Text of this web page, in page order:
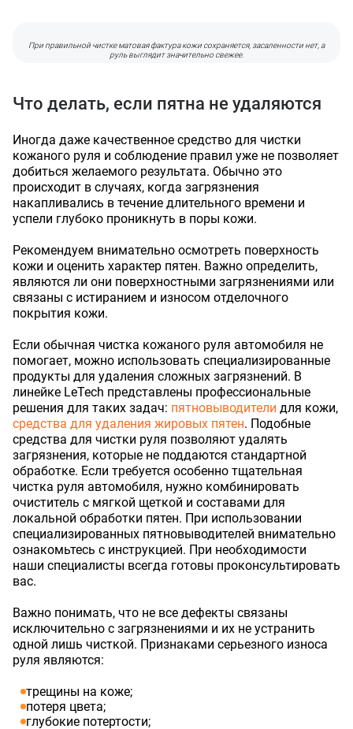
При правильной чистке матовая фактура кожи сохраняется, засаленности нет, а
руль выглядит значительно свежее.
Что делать, если пятна не удаляются
Иногда даже качественное средство для чистки
кожаного руля и соблюдение правил уже не позволяет
добиться желаемого результата. Обычно это
происходит в случаях, когда загрязнения
накапливались в течение длительного времени и
успели глубоко проникнуть в поры кожи.
Рекомендуем внимательно осмотреть поверхность
кожи и оценить характер пятен. Важно определить,
являются ли они поверхностными загрязнениями или
связаны с истиранием и износом отделочного
покрытия кожи.
Если обычная чистка кожаного руля автомобиля не
помогает, можно использовать специализированные
продукты для удаления сложных загрязнений. В
линейке LeTech представлены профессиональные
решения для таких задач: пятновыводители для кожи,
средства для удаления жировых пятен. Подобные
средства для чистки руля позволяют удалять
загрязнения, которые не поддаются стандартной
обработке. Если требуется особенно тщательная
чистка руля автомобиля, нужно комбинировать
очиститель с мягкой щеткой и составами для
локальной обработки пятен. При использовании
специализированных пятновыводителей внимательно
ознакомьтесь с инструкцией. При необходимости
наши специалисты всегда готовы проконсультировать
вас.
Важно понимать, что не все дефекты связаны
исключительно с загрязнениями и их не устранить
одной лишь чисткой. Признаками серьезного износа
руля являются:
трещины на коже;
потеря цвета;
глубокие потертости;
Соглашаюсь на обработку персональных данных
Наш менеджер свяжется с вами
Соглашаюсь на обработкуперсональных данных
Прикрепить фото
Нажимая кнопку «Отправить», я даю согласие на получение информации об
оформлении и получении заказа,
согласие на обработку персональных
Отправить
Наш менеджер свяжется с вами
в ближайшее время!
в ближайшее время!